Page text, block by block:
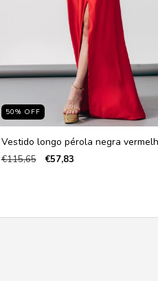
50% OFF
Vestido longo pérola negra
€115,65 €57,83